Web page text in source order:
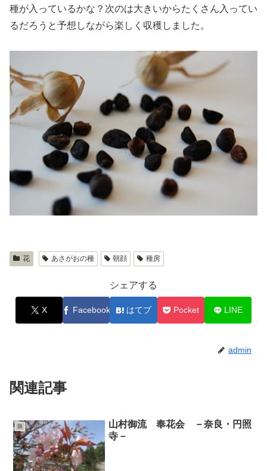
種が入っているかな？次のは大きいからたくさん入ってい
るだろうと予想しながら楽しく収穫しました。
花 あさがおの種 朝顔 種房
シェアする
X Facebook はてブ Pocket LINE
admin
関連記事
旅
山村御流 奉花会 －奈良・円照
寺－